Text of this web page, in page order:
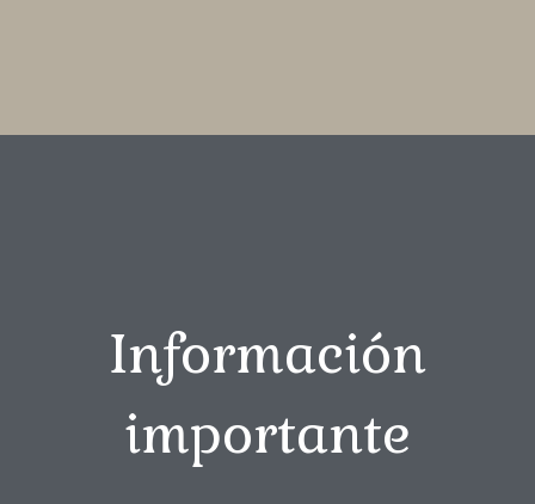
Información
importante